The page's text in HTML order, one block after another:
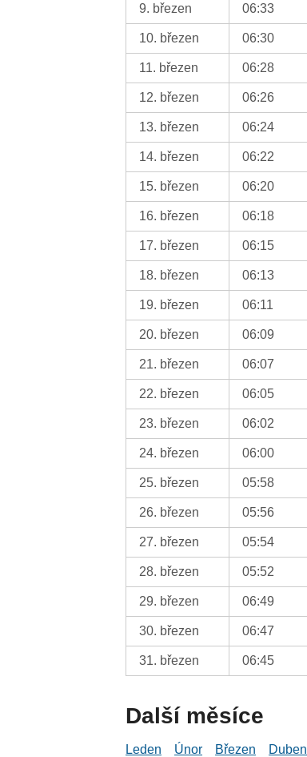
9. březen 06:33
10. březen 06:30
11. březen 06:28
12. březen 06:26
13. březen 06:24
14. březen 06:22
15. březen 06:20
16. březen 06:18
17. březen 06:15
18. březen 06:13
19. březen 06:11
20. březen 06:09
21. březen 06:07
22. březen 06:05
23. březen 06:02
24. březen 06:00
25. březen 05:58
26. březen 05:56
27. březen 05:54
28. březen 05:52
29. březen 06:49
30. březen 06:47
31. březen 06:45
Další měsíce
Leden Únor Březen Duben